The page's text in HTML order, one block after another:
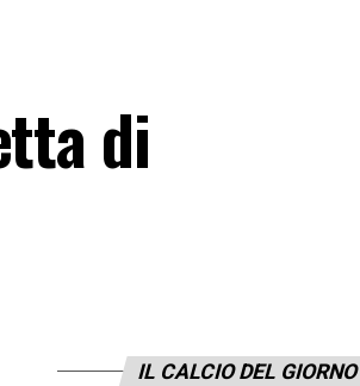
di
IL CALCIO DEL GIORNO